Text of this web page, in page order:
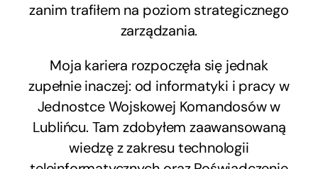
zanim trafiłem na poziom strategicznego
zarządzania.
Moja kariera rozpoczęła się jednak
zupełnie inaczej: od informatyki i pracy w
Jednostce Wojskowej Komandosów w
Lublińcu. Tam zdobyłem zaawansowaną
wiedzę z zakresu technologii